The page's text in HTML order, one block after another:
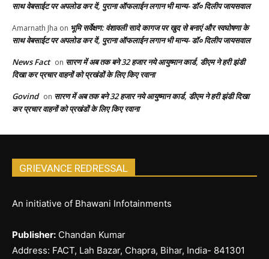
साथ वेबसाईट पर अपलोड कर दें, पुराना ऑफलाईन लगान भी मान्य- डॉ० दिलीप जायसवाल
Amarnath Jha on भूमि सर्वेक्षण: वंशावली सादे कागज पर खुद से बनाएं और स्वघोषणा के
साथ वेबसाईट पर अपलोड कर दें, पुराना ऑफलाईन लगान भी मान्य- डॉ० दिलीप जायसवाल
News Fact on सारण में अब तक बने 32 हजार नये आयुष्मान कार्ड, डीएम ने हरी झंडी
दिखा कर प्रचार वाहनों को प्रखंडों के लिए किए रवाना
Govind on सारण में अब तक बने 32 हजार नये आयुष्मान कार्ड, डीएम ने हरी झंडी दिखा
कर प्रचार वाहनों को प्रखंडों के लिए किए रवाना
GRIEVANCE REDRESSAL
An initiative of Bhawani Infotainments
Publisher: Chandan Kumar
Address: FACT, Lah Bazar, Chapra, Bihar, India- 841301